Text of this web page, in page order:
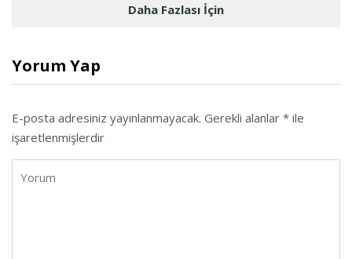
Daha Fazlası İçin
Yorum Yap
E-posta adresiniz yayınlanmayacak. Gerekli alanlar * ile
işaretlenmişlerdir